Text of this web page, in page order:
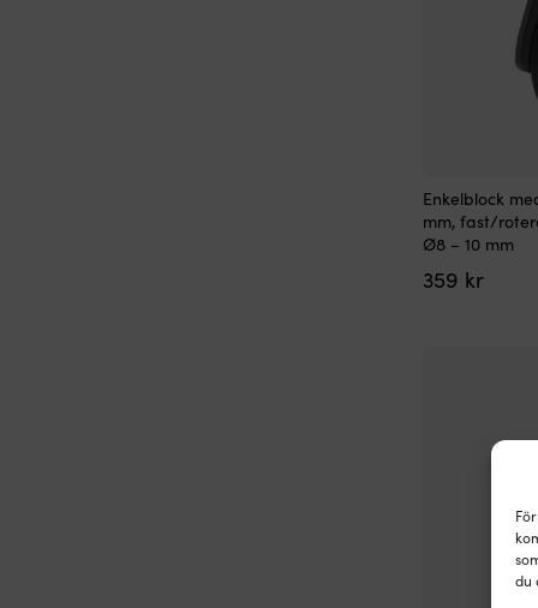
du
Enkelblock
mm, fast/
Ø8 – 10 mm
359 kr